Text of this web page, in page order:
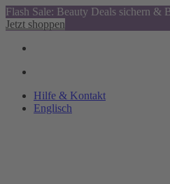
Flash Sale: Beauty Deals sichern &
Jetzt shoppen
Hilfe & Kontakt
Englisch